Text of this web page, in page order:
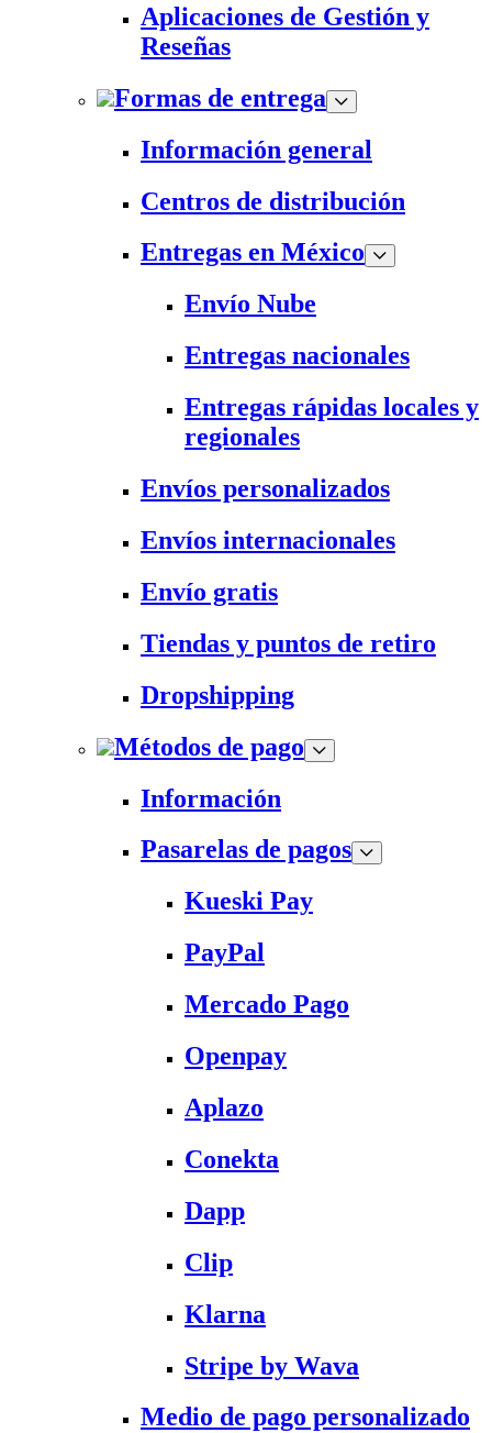
Aplicaciones de Gestión y
Reseñas
Formas de entrega
Información general
Centros de distribución
Entregas en México
Envío Nube
Entregas nacionales
Entregas rápidas locales y
regionales
Envíos personalizados
Envíos internacionales
Envío gratis
Tiendas y puntos de retiro
Dropshipping
Métodos de pago
Información
Pasarelas de pagos
Kueski Pay
PayPal
Mercado Pago
Openpay
Aplazo
Conekta
Dapp
Clip
Klarna
Stripe by Wava
Medio de pago personalizado